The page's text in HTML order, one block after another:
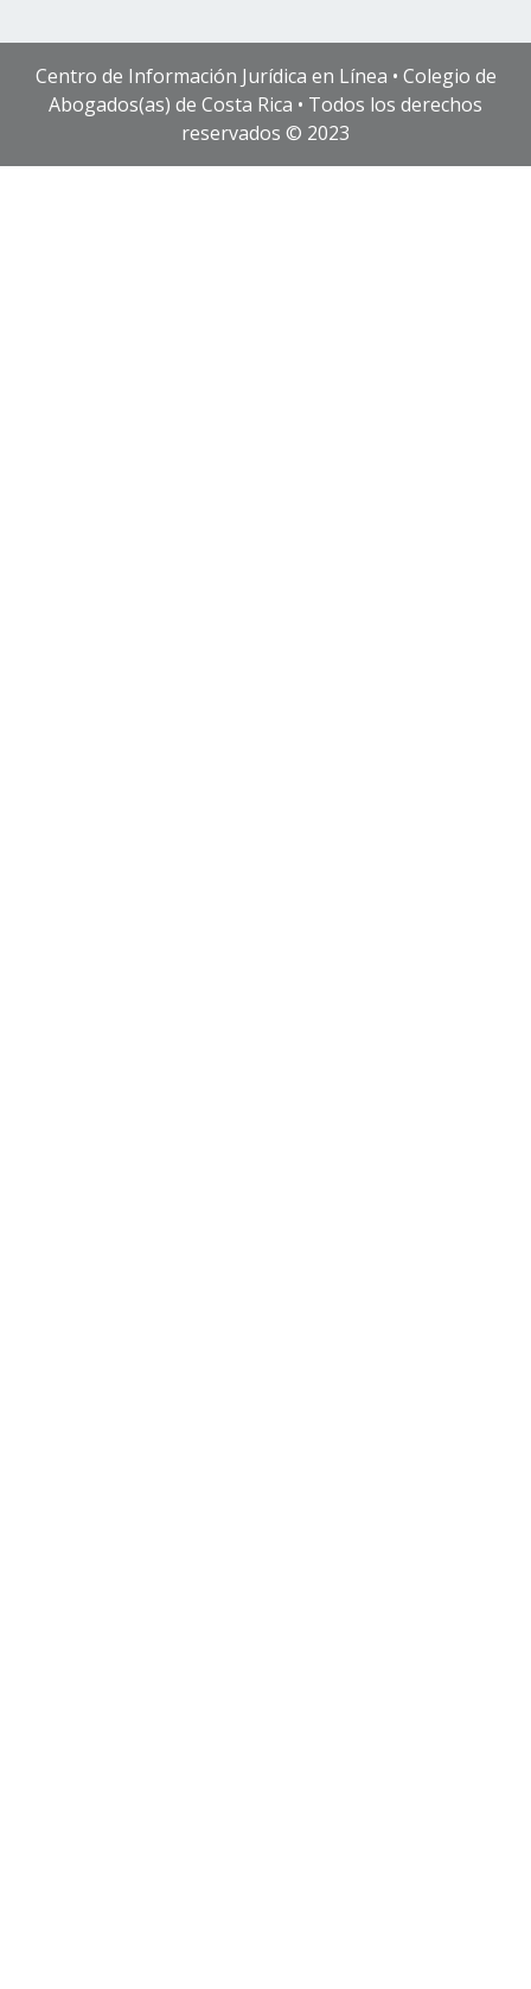
Centro de Información Jurídica en Línea • Colegio de
Abogados(as) de Costa Rica • Todos los derechos
reservados © 2023